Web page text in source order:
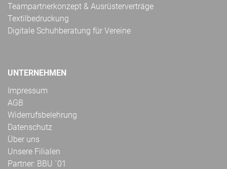
Teampartnerkonzept & Ausrüsterverträge
Textilbedruckung
Digitale Schuhberatung für Vereine
UNTERNEHMEN
Impressum
AGB
Widerrufsbelehrung
Datenschutz
Über uns
Unsere Filialen
Partner: BBU ´01